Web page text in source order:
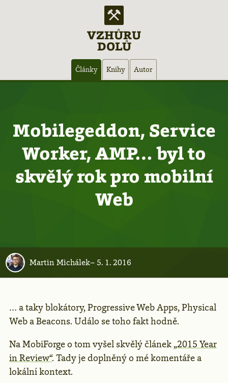
VZHŮRU
DOLŮ
Články Knihy Autor
Mobilegeddon, Service
Worker, AMP… byl to
skvělý rok pro mobilní
Web
Martin Michálek– 5. 1. 2016
… a taky blokátory, Progressive Web Apps, Physical
Web a Beacons. Událo se toho fakt hodně.
Na MobiForge o tom vyšel skvělý článek„2015 Year
in Review“. Tady je doplněný o mé komentáře a
lokální kontext.